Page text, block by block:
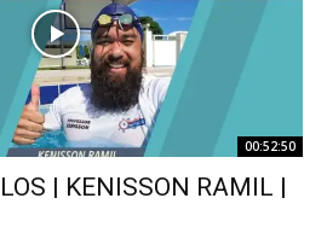
00:52:50
| KENISSON RAMIL |